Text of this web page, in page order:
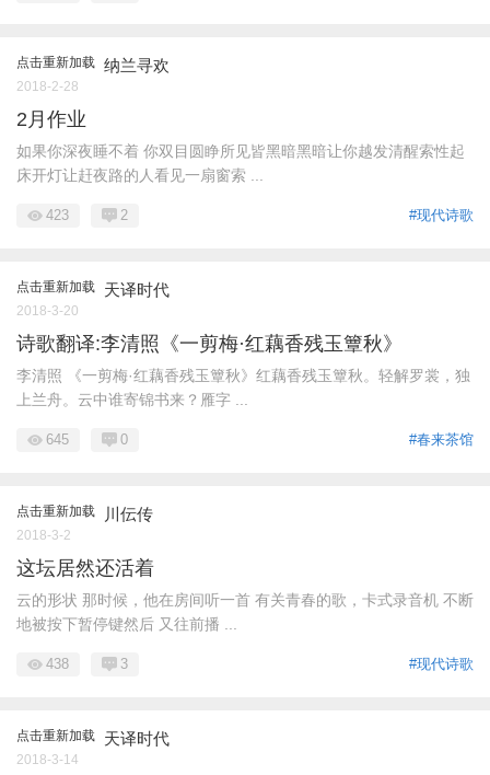
点击重新加载 纳兰寻欢
2018-2-28
2月作业
如果你深夜睡不着 你双目圆睁所见皆黑暗黑暗让你越发清醒索性起
床开灯让赶夜路的人看见一扇窗索 ...
#现代诗歌
423 2
点击重新加载 天译时代
2018-3-20
诗歌翻译:李清照《一剪梅·红藕香残玉簟秋》
李清照 《一剪梅·红藕香残玉簟秋》红藕香残玉簟秋。轻解罗裳，独
上兰舟。云中谁寄锦书来？雁字 ...
#春来茶馆
645 0
点击重新加载 川伝传
2018-3-2
这坛居然还活着
云的形状 那时候，他在房间听一首 有关青春的歌，卡式录音机 不断
地被按下暂停键然后 又往前播 ...
#现代诗歌
438 3
点击重新加载 天译时代
2018-3-14